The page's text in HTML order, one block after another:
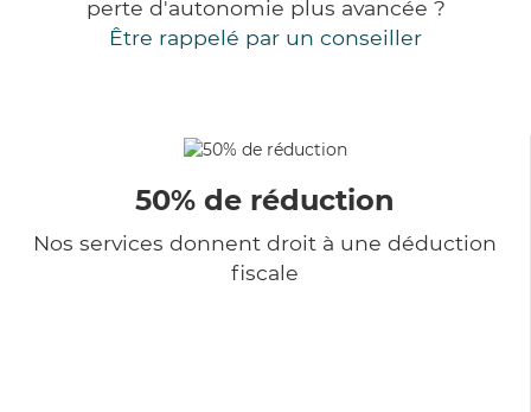
perte d'autonomie plus avancée ?
Être rappelé par un conseiller
50% de réduction
Nos services donnent droit à une déduction
fiscale